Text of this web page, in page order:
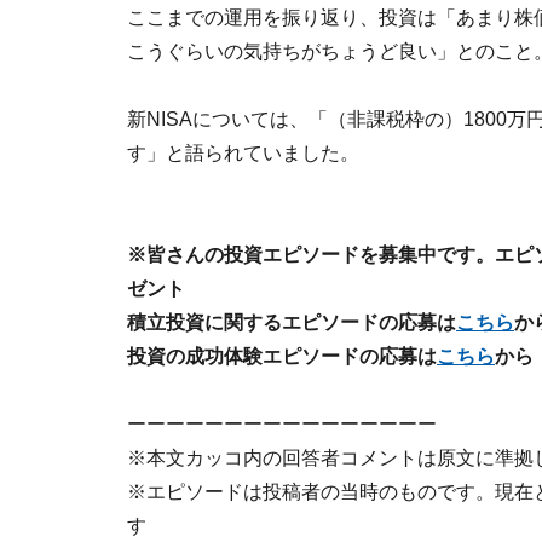
ここまでの運用を振り返り、投資は「あまり
こうぐらいの気持ちがちょうど良い」とのこと
新NISAについては、「（非課税枠の）1800万
す」と語られていました。
※皆さんの投資エピソードを募集中です。エ
ゼント
積立投資に関するエピソードの応募はこちらか
投資の成功体験エピソードの応募はこちらから
ーーーーーーーーーーーーーーーー
※本文カッコ内の回答者コメントは原文に準拠
※エピソードは投稿者の当時のものです。現
す